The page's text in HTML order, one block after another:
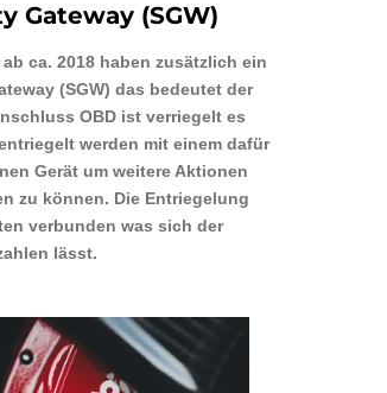
Gateway (SGW)
ab ca. 2018 haben zusätzlich ein
(SGW) das bedeutet der
OBD ist verriegelt es
werden mit einem dafür
Gerät um weitere Aktionen
zu können. Die Entriegelung
verbunden was sich der
lässt.